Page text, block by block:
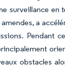
surveillance en
a
Pendant
obstacles